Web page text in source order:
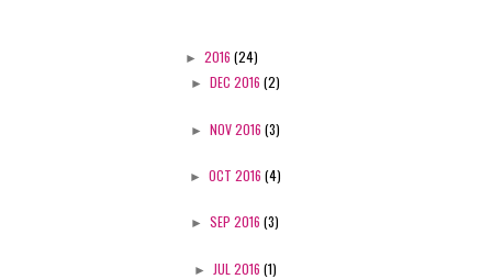
► 2016 (24)
► DEC 2016 (2)
► NOV 2016 (3)
► OCT 2016 (4)
► SEP 2016 (3)
► JUL 2016 (1)